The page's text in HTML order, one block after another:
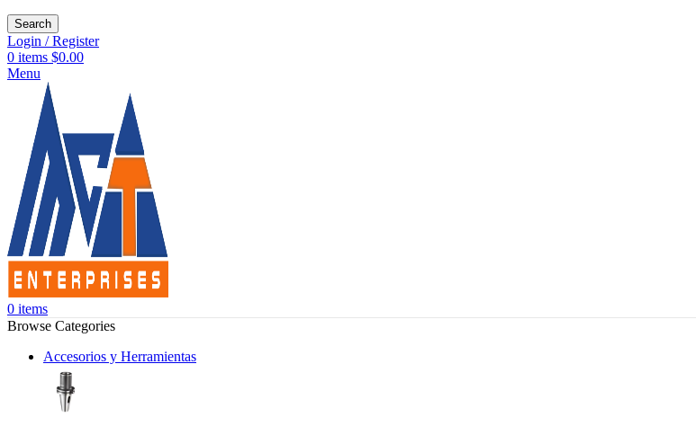
Search
Login / Register
0 items $0.00
Menu
0 items
Browse Categories
Accesorios y Herramientas